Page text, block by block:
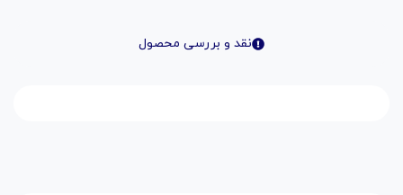
نقد و بررسی محصول